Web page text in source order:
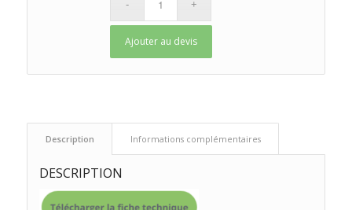
Ajouter au devis
Description Informations complémentaires
DESCRIPTION